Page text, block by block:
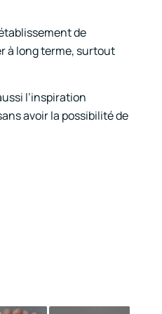
de
à long terme, surtout
l’inspiration
avoir la possibilité de